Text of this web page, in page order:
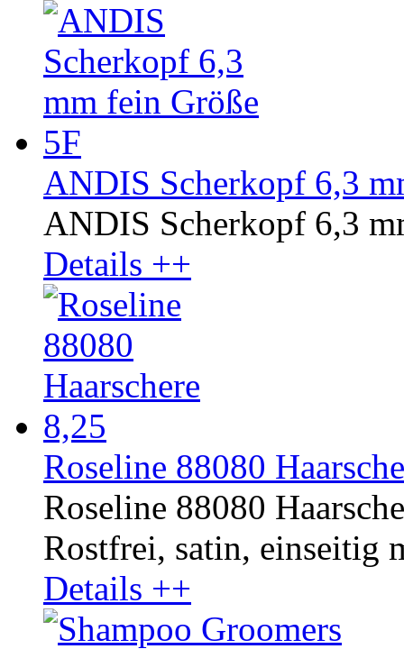
ANDIS Scherkopf 6,3
ANDIS Scherkopf 6,3
Details ++
Roseline 88080
Roseline 88080
Rostfrei, satin, einseitig
Details ++